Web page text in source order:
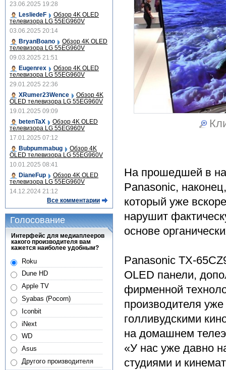
На прошедшей в
Panasonic,
который уже
нарушит
основе
Panasonic TX-
OLED панели,
фирменной
производителя
голливудскими
на домашнем
«У нас уже давно
студиями и
23.06.2025 19:28
LesliedeF
Обзор 4K OLED
телевизора LG 55EG960V
03.06.2025 20:14
BryanBoano
Обзор 4K OLED
телевизора LG 55EG960V
09.03.2025 21:51
Eugenrex
Обзор 4K OLED
телевизора LG 55EG960V
29.01.2025 22:36
XRumer23Wence
Обзор 4K
OLED телевизора LG 55EG960V
19.01.2025 09:09
betenTaX
Обзор 4K OLED
телевизора LG 55EG960V
17.01.2025 07:12
Bubpummabug
Обзор 4K
OLED телевизора LG 55EG960V
10.01.2025 08:41
DianeFup
Обзор 4K OLED
телевизора LG 55EG960V
14.12.2024 21:12
Все комментарии
Голосование
Интерфейс для медиаплееров
какого производителя вам
кажется наиболее удобным?
Roku
Dune HD
Apple TV
Syabas (Pocorn)
Iconbit
iNext
WD
Asus
Другого производителя